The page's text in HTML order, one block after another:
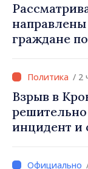
граждане
и
ответили / 2
Взрыв в
инцидент и
для